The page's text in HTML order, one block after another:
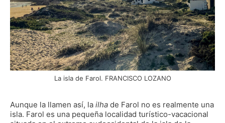
La isla de Farol. FRANCISCO LOZANO
Aunque la llamen así, la ilha de Farol no es realmente una
isla. Farol es una pequeña localidad turístico-vacacional